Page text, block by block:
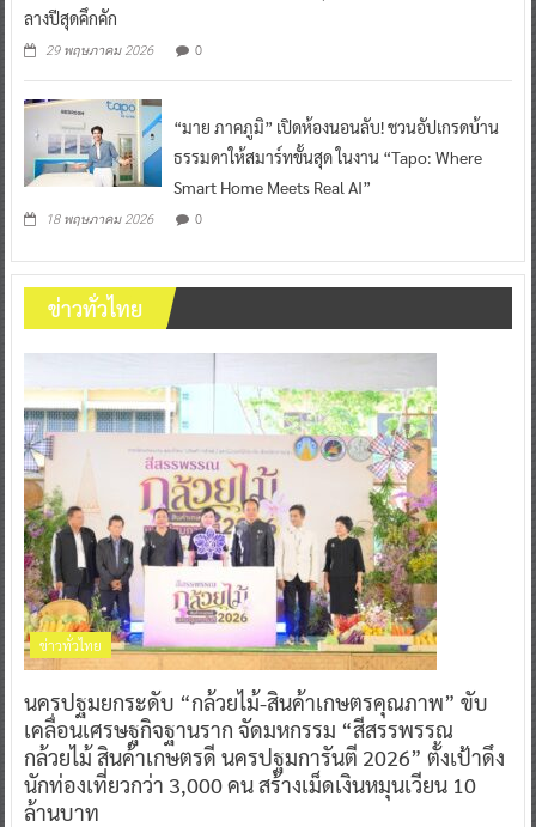
ลางปีสุดคึกคัก
29 พฤษภาคม 2026 0
“มาย ภาคภูมิ” เปิดห้องนอนลับ! ชวนอัปเกรดบ้าน
ธรรมดาให้สมาร์ทขั้นสุด ในงาน “Tapo: Where
Smart Home Meets Real AI”
18 พฤษภาคม 2026 0
ข่าวทั่วไทย
ข่าวทั่วไทย
นครปฐมยกระดับ “กล้วยไม้-สินค้าเกษตรคุณภาพ” ขับ
เคลื่อนเศรษฐกิจฐานราก จัดมหกรรม “สีสรรพรรณ
กล้วยไม้ สินค้าเกษตรดี นครปฐมการันตี 2026” ตั้งเป้าดึง
นักท่องเที่ยวกว่า 3,000 คน สร้างเม็ดเงินหมุนเวียน 10
ล้านบาท